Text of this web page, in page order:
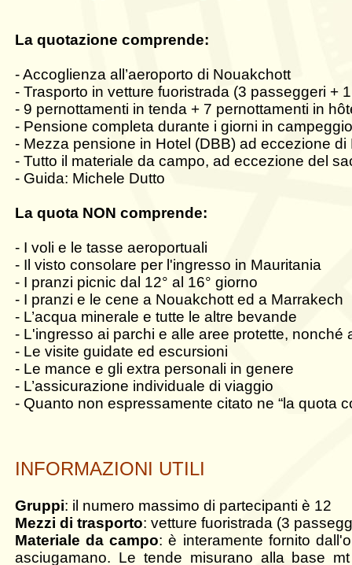
La quotazione comprende:
- Accoglienza all’aeroporto di Nouakchott
- Trasporto in vetture fuoristrada (3 passeggeri +
- 9 pernottamenti in tenda + 7 pernottamenti in
- Pensione completa durante i giorni in
- Mezza pensione in Hotel (DBB) ad eccezione
- Tutto il materiale da campo, ad eccezione del
- Guida: Michele Dutto
La quota NON comprende:
- I voli e le tasse aeroportuali
- Il visto consolare per l'ingresso in Mauritania
- I pranzi picnic dal 12° al 16° giorno
- I pranzi e le cene a Nouakchott ed a Marrakech
- L’acqua minerale e tutte le altre bevande
- L'ingresso ai parchi e alle aree protette, nonché
- Le visite guidate ed escursioni
- Le mance e gli extra personali in genere
- L’assicurazione individuale di viaggio
- Quanto non espressamente citato ne “la quota
INFORMAZIONI UTILI
Gruppi: il numero massimo di partecipanti è 12
Mezzi di trasporto: vetture fuoristrada (3
Materiale da campo: è interamente fornito
asciugamano. Le tende misurano alla base